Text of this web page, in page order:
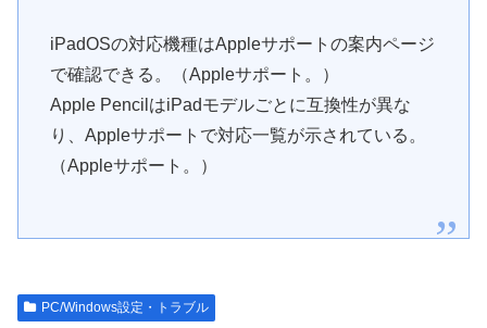
iPadOSの対応機種はAppleサポートの案内ページ
で確認できる。（Appleサポート。）
Apple PencilはiPadモデルごとに互換性が異な
り、Appleサポートで対応一覧が示されている。
（Appleサポート。）
PC/Windows設定・トラブル